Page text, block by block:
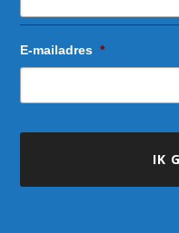
E-mailadres *